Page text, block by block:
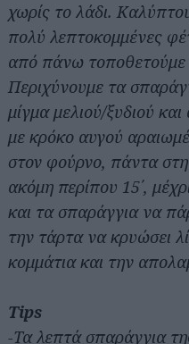
χωρίς το λάδι.
πολύ λεπτοκομμένες
από πάνω τοποθετούμε
Περιχύνουμε τα
μίγμα μελιού/ξυδιού
με κρόκο αυγού
στον φούρνο, πάντα
ακόμη περίπου 15΄,
και τα σπαράγγια να
την τάρτα να κρυώσει
κομμάτια και την
Tips
-Τα λεπτά σπαράγγια